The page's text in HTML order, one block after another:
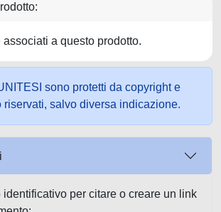
a questo prodotto.
sono protetti da copyright e
riservati, salvo diversa indicazione.
per citare o creare un link